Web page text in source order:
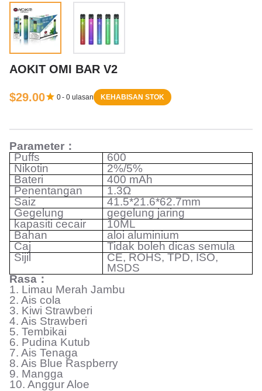
AOKIT OMI BAR V2
$29.00 0- 0 ulasan KEHABISAN STOK
Parameter ：
Puffs
600
Nikotin
2%/5%
Bateri
400 mAh
Penentangan
1.3Ω
Saiz
41.5*21.6*62.7mm
Gegelung
gegelung jaring
kapasiti cecair
10ML
Bahan
aloi aluminium
Caj
Tidak boleh dicas semula
Sijil
CE, ROHS, TPD, ISO,
MSDS
Rasa：
1. Limau Merah Jambu
2. Ais cola
3. Kiwi Strawberi
4. Ais Strawberi
5. Tembikai
6. Pudina Kutub
7. Ais Tenaga
8. Ais Blue Raspberry
9. Mangga
10. Anggur Aloe